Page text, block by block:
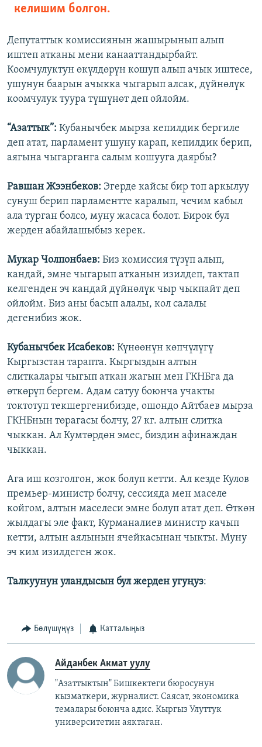
келишим болгон.
Депутаттык комиссиянын жашырынып алып
иштеп атканы мени канааттандырбайт.
Коомчулуктун өкүлдөрүн кошуп алып ачык иштесе,
ушунун баарын ачыкка чыгарып алсак, дүйнөлүк
коомчулук туура түшүнөт деп ойлойм.
“Азаттык”: Кубанычбек мырза кепилдик бергиле
деп атат, парламент ушуну карап, кепилдик берип,
аягына чыгарганга салым кошууга даярбы?
Равшан Жээнбеков: Эгерде кайсы бир топ аркылуу
сунуш берип парламентте каралып, чечим кабыл
ала турган болсо, муну жасаса болот. Бирок бул
жерден абайлашыбыз керек.
Мукар Чолпонбаев: Биз комиссия түзүп алып,
кандай, эмне чыгарып атканын изилдеп, тактап
келгенден эч кандай дүйнөлүк чыр чыкпайт деп
ойлойм. Биз аны басып алалы, кол салалы
дегенибиз жок.
Кубанычбек Исабеков: Күнөөнүн көпчүлүгү
Кыргызстан тарапта. Кыргыздын алтын
слиткалары чыгып аткан жагын мен ГКНБга да
өткөрүп бергем. Адам сатуу боюнча учакты
токтотуп текшергенибизде, ошондо Айтбаев мырза
ГКНБнын төрагасы болчу, 27 кг. алтын слитка
чыккан. Ал Кумтөрдөн эмес, биздин афинаждан
чыккан.
Ага иш козголгон, жок болуп кетти. Ал кезде Кулов
премьер-министр болчу, сессияда мен маселе
койгом, алтын маселеси эмне болуп атат деп. Өткөн
жылдагы эле факт, Курманалиев министр качып
кетти, алтын аялынын ячейкасынан чыкты. Муну
эч ким изилдеген жок.
Талкуунун уландысын бул жерден угуңуз:
Бөлүшүңүз Катталыңыз
Айданбек Акмат уулу
"Азаттыктын" Бишкектеги бюросунун
кызматкери, журналист. Саясат, экономика
темалары боюнча адис. Кыргыз Улуттук
университетин аяктаган.